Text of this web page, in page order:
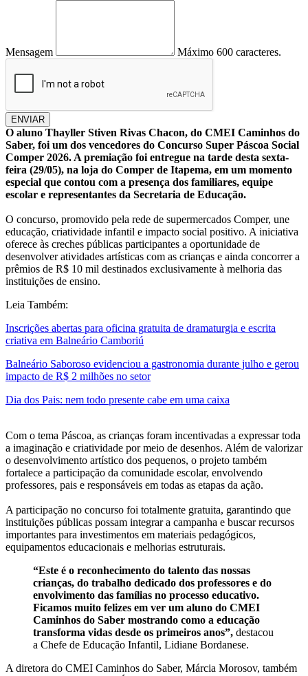
Mensagem Máximo 600 caracteres.
ENVIAR
O aluno Thayller Stiven Rivas Chacon, do CMEI Caminhos do
Saber, foi um dos vencedores do Concurso Super Páscoa Social
Comper 2026. A premiação foi entregue na tarde desta sexta-
feira (29/05), na loja do Comper de Itapema, em um momento
especial que contou com a presença dos familiares, equipe
escolar e representantes da Secretaria de Educação.
O concurso, promovido pela rede de supermercados Comper, une
educação, criatividade infantil e impacto social positivo. A iniciativa
oferece às creches públicas participantes a oportunidade de
desenvolver atividades artísticas com as crianças e ainda concorrer a
prêmios de R$ 10 mil destinados exclusivamente à melhoria das
instituições de ensino.
Leia Também:
Inscrições abertas para oficina gratuita de dramaturgia e escrita
criativa em Balneário Camboriú
Balneário Saboroso evidenciou a gastronomia durante julho e gerou
impacto de R$ 2 milhões no setor
Dia dos Pais: nem todo presente cabe em uma caixa
Com o tema Páscoa, as crianças foram incentivadas a expressar toda
a imaginação e criatividade por meio de desenhos. Além de valorizar
o desenvolvimento artístico dos pequenos, o projeto também
fortalece a participação da comunidade escolar, envolvendo
professores, pais e responsáveis em todas as etapas da ação.
A participação no concurso foi totalmente gratuita, garantindo que
instituições públicas possam integrar a campanha e buscar recursos
importantes para investimentos em materiais pedagógicos,
equipamentos educacionais e melhorias estruturais.
“Este é o reconhecimento do talento das nossas
crianças, do trabalho dedicado dos professores e do
envolvimento das famílias no processo educativo.
Ficamos muito felizes em ver um aluno do CMEI
Caminhos do Saber mostrando como a educação
transforma vidas desde os primeiros anos”, destacou
a Chefe de Educação Infantil, Lidiane Bordanese.
A diretora do CMEI Caminhos do Saber, Márcia Morosov, também